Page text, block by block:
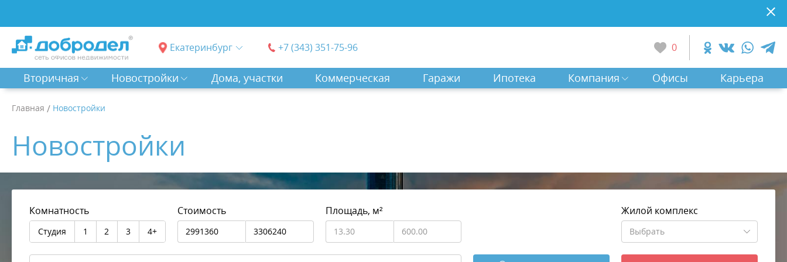
Екатеринбург +7 (343) 351-75-96 0
Вторичная Новостройки Дома, участки Коммерческая Гаражи Ипотека Компания Офисы Карьера
Главная / Новостройки
Новостройки
Комнатность
Студия 1 2 3 4+
Стоимость Площадь, м² Жилой комплекс
Выбрать